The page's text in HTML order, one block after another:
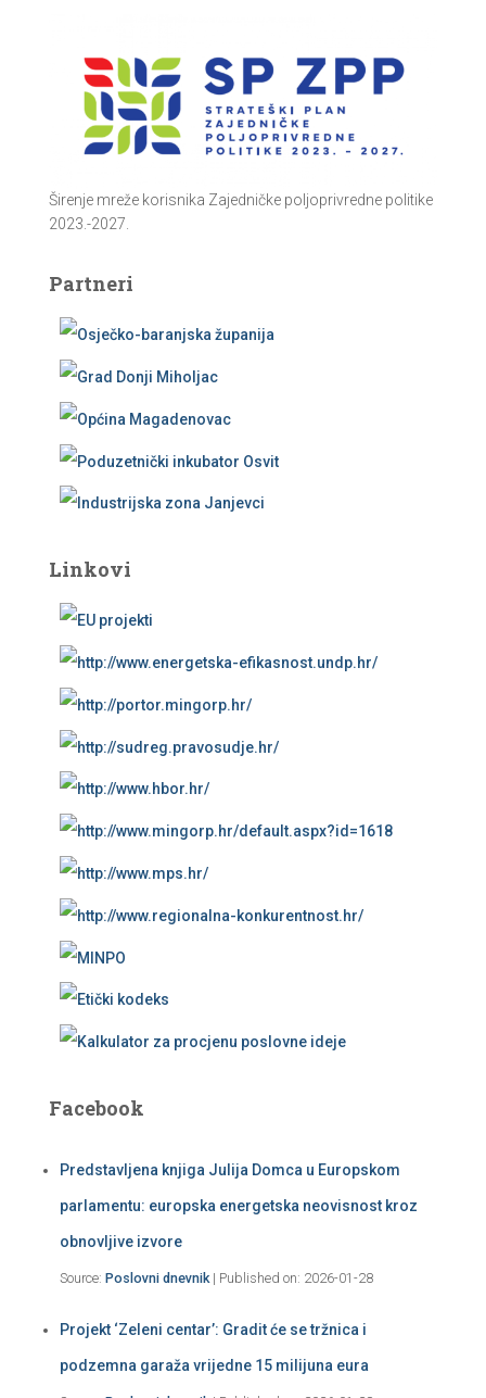
Širenje mreže korisnika Zajedničke poljoprivredne politike
2023.-2027.
Partneri
Linkovi
Facebook
Predstavljena knjiga Julija Domca u Europskom
parlamentu: europska energetska neovisnost kroz
obnovljive izvore
Source: Poslovni dnevnik Published on: 2026-01-28
Projekt ‘Zeleni centar’: Gradit će se tržnica i
podzemna garaža vrijedne 15 milijuna eura